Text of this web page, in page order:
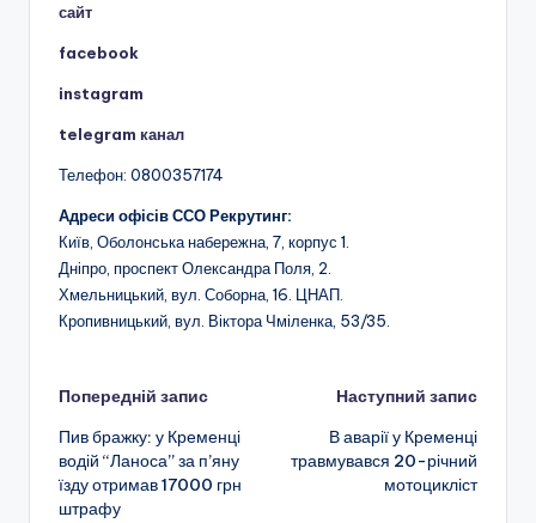
сайт
facebook
instagram
telegram канал
Телефон: 0800357174
Адреси офісів ССО Рекрутинг:
Київ, Оболонська набережна, 7, корпус 1.
Дніпро, проспект Олександра Поля, 2.
Хмельницький, вул. Соборна, 16. ЦНАП.
Кропивницький, вул. Віктора Чміленка, 53/35.
Навігація
по
запису
Попередній запис
Пив бражку: у Кременці
водій “Ланоса” за п’яну
їзду отримав 17000 грн
штрафу
Наступний запис
В аварії у Кременці
травмувався 20-річний
мотоцикліст